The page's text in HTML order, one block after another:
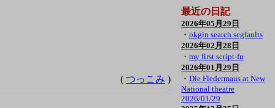
( つっこみ )
最近の日記
2026年05月29日
・ pkgin search segfaults
2026年02月28日
・ my first script-fu
2026年01月29日
・ Die Fledermaus at New
National theatre
2026/01/29